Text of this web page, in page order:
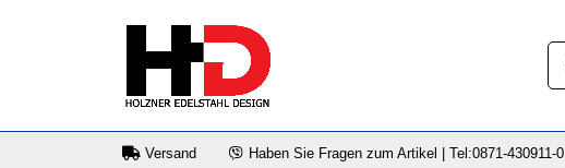
Versand Haben Sie Fragen zum Artikel | Tel:0871-430911-0